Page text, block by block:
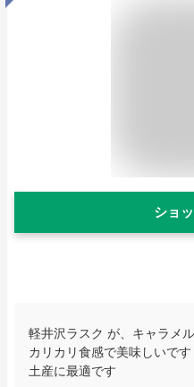
ショ
軽井沢ラスク が、キャラメ
カリカリ食感で美味しいで
土産に最適です